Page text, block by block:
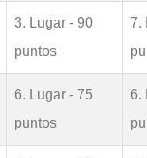
3. Lugar - 90
puntos
7.
6. Lugar - 75
puntos
6.